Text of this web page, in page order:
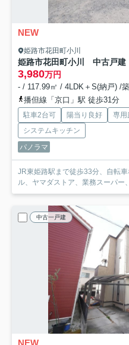
NEW
姫路市花田町小川
姫路市花田町小川 中古戸建
3,980万円
- / 117.99㎡ / 4LDK＋S(納戸) /
播但線「京口」駅 徒歩31分
駐車2台可 陽当り良好 専用
システムキッチン
パノラマ
JR東姫路駅まで徒歩33分、自転
ル、ヤマダストア、業務スーパー
中古一戸建
NEW